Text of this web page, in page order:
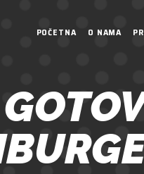
POČETNA O NAMA